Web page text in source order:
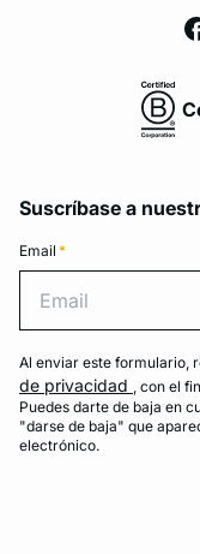
Suscríbase a
Email *
Al enviar este formulario,
de privacidad , con el
Puedes darte de baja en
"darse de baja" que
electrónico.